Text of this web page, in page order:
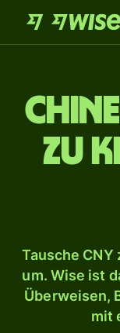
zu
Tausche CNY
um. Wise ist
Überweisen,
mit